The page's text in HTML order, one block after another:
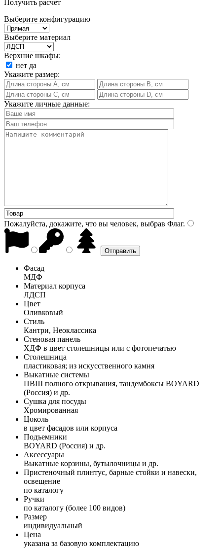
Получить расчет
Выберите конфигурацию
Выберите материал
Верхние шкафы:
нет да
Укажите размер:
Укажите личные данные:
Пожалуйста, докажите, что вы человек, выбрав Флаг.
Фасад
МДФ
Материал корпуса
ЛДСП
Цвет
Оливковый
Стиль
Кантри, Неоклассика
Стеновая панель
ХДФ в цвет столешницы или с фотопечатью
Столешница
пластиковая; из искусственного камня
Выкатные системы
ПВШ полного открывания, тандембоксы BOYARD
(Россия) и др.
Сушка для посуды
Хромированная
Цоколь
в цвет фасадов или корпуса
Подъемники
BOYARD (Россия) и др.
Аксессуары
Выкатные корзины, бутылочницы и др.
Пристеночный плинтус, барные стойки и навески,
освещение
по каталогу
Ручки
по каталогу (более 100 видов)
Размер
индивидуальный
Цена
указана за базовую комплектацию